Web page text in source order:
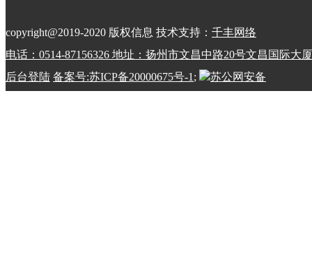
copyright@2019-2020 版权信息 技术支持： 千丰网络
电话：0514-87156326 地址：扬州市文昌中路20号文昌国际大厦
后台登陆 备案号:苏ICP备20000675号-1;
苏公网安备